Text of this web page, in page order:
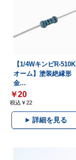
【1/4WキンピR-510K
オーム】塗装絶縁形
金...
￥20
税込￥22
詳細を見る